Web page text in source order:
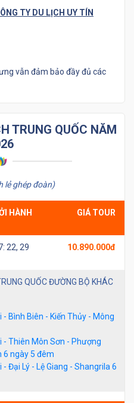
TY DU LỊCH UY TÍN
vẫn đảm bảo đầy đủ các
TRUNG QUỐC NĂM
lẻ ghép đoàn)
HÀNH GIÁ TOUR
22, 29 10.890.000đ
QUỐC ĐƯỜNG BỘ KHÁC
- Bình Biên - Kiến Thủy - Mông
- Thiên Môn Sơn - Phượng
6 ngày 5 đêm
Đại Lý - Lệ Giang - Shangrila 6